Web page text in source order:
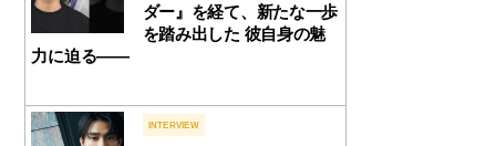
ダー』を経て、新たな一歩
を踏み出した 彼自身の魅
力に迫る――
INTERVIEW